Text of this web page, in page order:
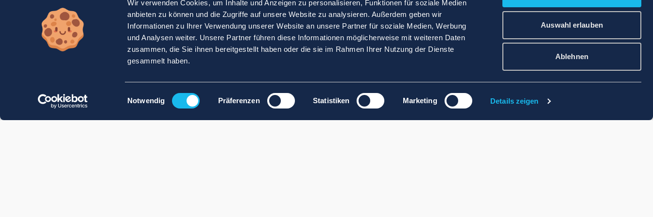
Wir verwenden Cookies, um Inhalte und Anzeigen zu personalisieren, Funktionen für soziale Medien
anbieten zu können und die Zugriffe auf unsere Website zu analysieren. Außerdem geben wir
Informationen zu Ihrer Verwendung unserer Website an unsere Partner für soziale Medien, Werbung
und Analysen weiter. Unsere Partner führen diese Informationen möglicherweise mit weiteren Daten
zusammen, die Sie ihnen bereitgestellt haben oder die sie im Rahmen Ihrer Nutzung der Dienste
gesammelt haben.
Einwilligungsauswahl
Notwendig Präferenzen Statistiken Marketing Details zeigen
Auswahl erlauben
Ablehnen